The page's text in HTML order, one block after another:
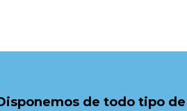
de todo tipo